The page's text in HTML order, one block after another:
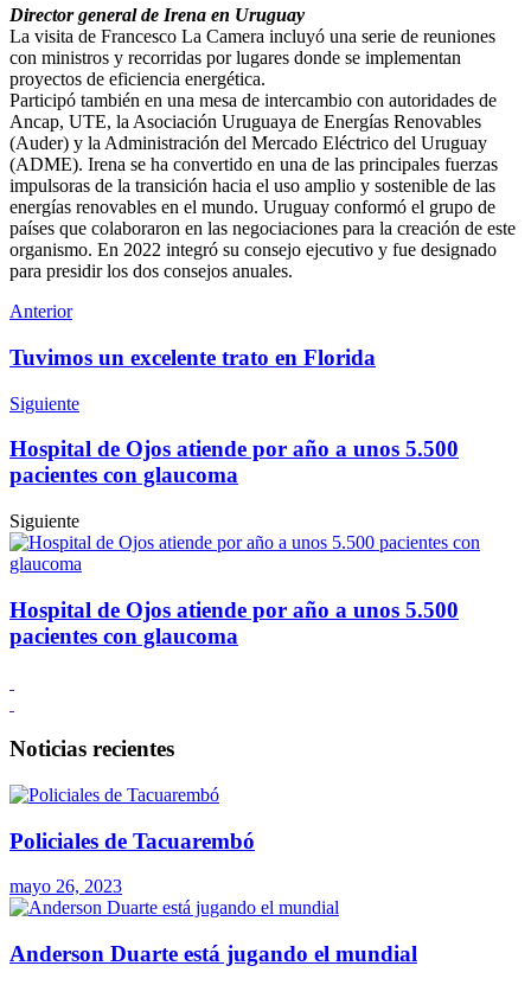
Director general de Irena en Uruguay
La visita de Francesco La Camera incluyó una serie de reuniones
con ministros y recorridas por lugares donde se implementan
proyectos de eficiencia energética.
Participó también en una mesa de intercambio con autoridades de
Ancap, UTE, la Asociación Uruguaya de Energías Renovables
(Auder) y la Administración del Mercado Eléctrico del Uruguay
(ADME). Irena se ha convertido en una de las principales fuerzas
impulsoras de la transición hacia el uso amplio y sostenible de las
energías renovables en el mundo. Uruguay conformó el grupo de
países que colaboraron en las negociaciones para la creación de este
organismo. En 2022 integró su consejo ejecutivo y fue designado
para presidir los dos consejos anuales.
Anterior
Tuvimos un excelente trato en Florida
Siguiente
Hospital de Ojos atiende por año a unos 5.500
pacientes con glaucoma
Siguiente
Hospital de Ojos atiende por año a unos 5.500
pacientes con glaucoma
Noticias recientes
Policiales de Tacuarembó
mayo 26, 2023
Anderson Duarte está jugando el mundial